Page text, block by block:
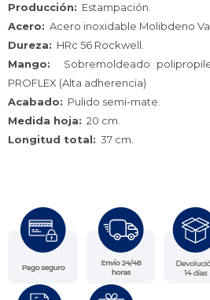
Producción: Estampación.
Acero: Acero inoxidable Molibdeno
Dureza: HRc 56 Rockwell.
Mango: Sobremoldeado
PROFLEX (Alta adherencia)
Acabado: Pulido semi-mate.
Medida hoja: 20 cm.
Longitud total: 37 cm.